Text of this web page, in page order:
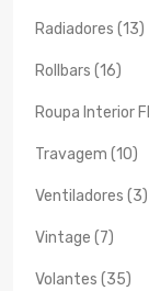
Radiadores (13)
Rollbars (16)
Roupa Interior
Travagem (10)
Ventiladores (3)
Vintage (7)
Volantes (35)